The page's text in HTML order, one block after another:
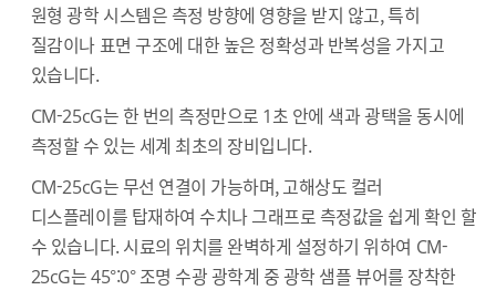
원형 광학 시스템은 측정 방향에 영향을 받지 않고, 특히
질감이나 표면 구조에 대한 높은 정확성과 반복성을 가지고
있습니다.
CM-25cG는 한 번의 측정만으로 1초 안에 색과 광택을 동시에
측정할 수 있는 세계 최초의 장비입니다.
CM-25cG는 무선 연결이 가능하며, 고해상도 컬러
디스플레이를 탑재하여 수치나 그래프로 측정값을 쉽게 확인 할
수 있습니다. 시료의 위치를 완벽하게 설정하기 위하여 CM-
25cG는 45°:0° 조명 수광 광학계 중 광학 샘플 뷰어를 장착한